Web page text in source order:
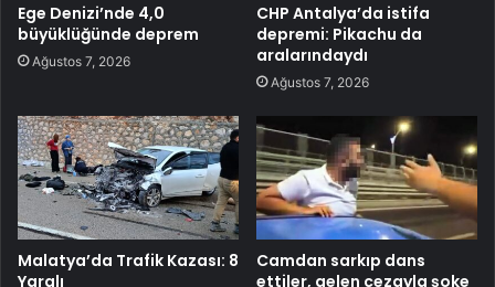
Ege Denizi’nde 4,0
büyüklüğünde deprem
Ağustos 7, 2026
CHP Antalya’da istifa
depremi: Pikachu da
aralarındaydı
Ağustos 7, 2026
Malatya’da Trafik Kazası: 8
Yaralı
Camdan sarkıp dans
ettiler, gelen cezayla şoke